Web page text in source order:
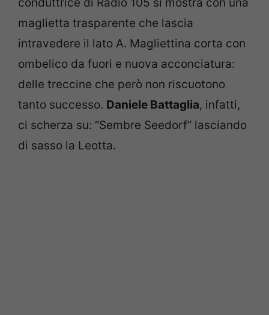
maglietta trasparente che lascia
intravedere il lato A. Magliettina corta con
ombelico da fuori e nuova acconciatura:
delle treccine che però non riscuotono
tanto successo. Daniele Battaglia, infatti,
ci scherza su: “Sembre Seedorf” lasciando
di sasso la Leotta.